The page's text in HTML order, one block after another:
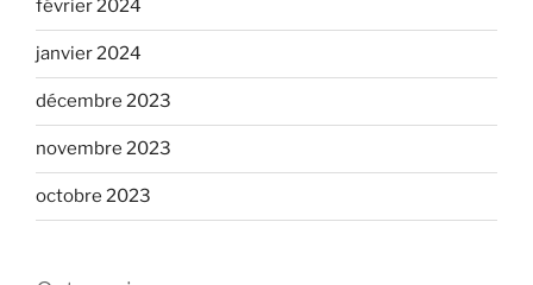
février 2024
janvier 2024
décembre 2023
novembre 2023
octobre 2023